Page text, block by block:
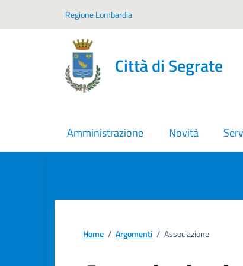
Regione Lombardia
Città di Segrate
Amministrazione Novità
Home / Argomenti / Associazione